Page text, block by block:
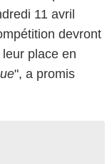
11 avril
devront
place en
", a promis